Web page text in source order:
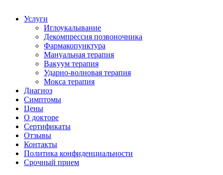
Услуги
Иглоукалывание
Декомпрессия позвоночника
Фармакопунктура
Мануальная терапия
Вакуум терапия
Ударно-волновая терапия
Мокса терапия
Диагноз
Симптомы
Цены
О докторе
Сертификаты
Отзывы
Контакты
Политика конфиденциальности
Срочный прием